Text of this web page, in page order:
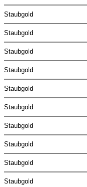
Staubgold
Staubgold
Staubgold
Staubgold
Staubgold
Staubgold
Staubgold
Staubgold
Staubgold
Staubgold